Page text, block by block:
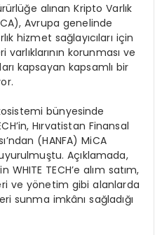
alınan Kripto Varlık
Avrupa genelinde
hizmet sağlayıcıları için
korunması ve
kapsayan kapsamlı bir
bünyesinde
Hırvatistan Finansal
(HANFA) MiCA
Açıklamada,
TECH’e alım satım,
ve yönetim gibi alanlarda
sunma imkânı sağladığı